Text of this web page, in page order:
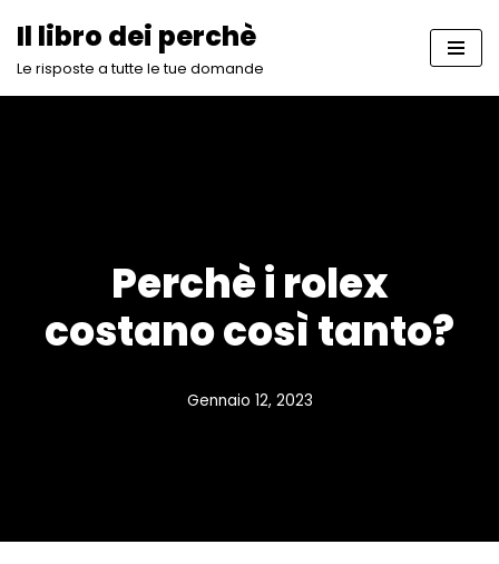
Vai
Il libro dei perchè
Le risposte a tutte le tue domande
Perchè i rolex
costano così tanto?
Gennaio 12, 2023